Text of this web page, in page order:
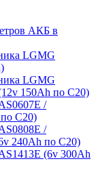
АКБ в
LGMG
LGMG
150Ah по С20)
/
С20)
/
240Ah по С20)
(6v 300Ah